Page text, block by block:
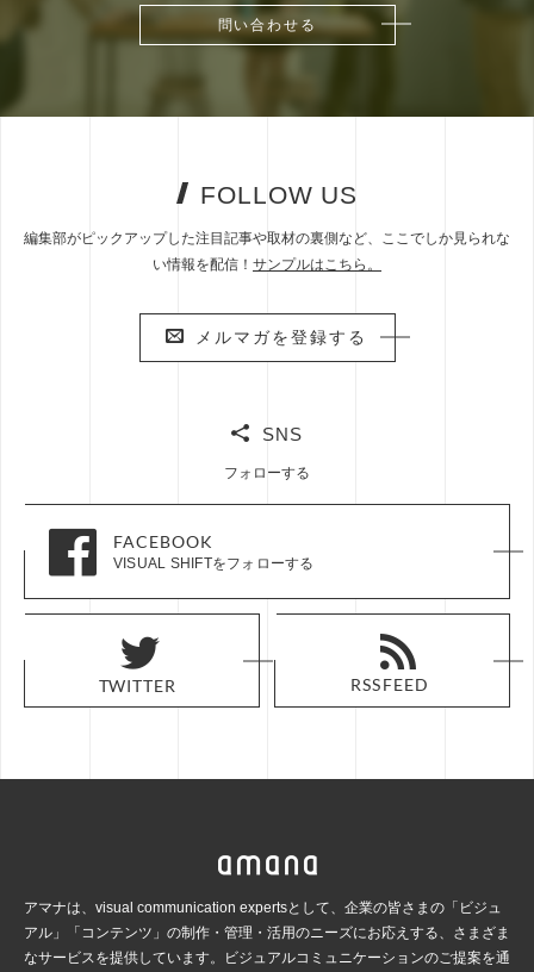
問い合わせる
問い合わせる
FOLLOW US
編集部がピックアップした注目記事や取材の裏側など、ここでしか見られな
い情報を配信！ サンプルはこちら。
メルマガを登録する
メルマガを登録する
SNS
フォローする
FACEBOOK
VISUAL SHIFTをフォローする
FACEBOOK
VISUAL SHIFTをフォローする
TWITTER
TWITTER RSS FEED
RSS FEED
アマナは、visual communication expertsとして、企業の皆さまの「ビジュ
アル」「コンテンツ」の制作・管理・活用のニーズにお応えする、さまざま
なサービスを提供しています。ビジュアルコミュ ニケーションのご提案を通